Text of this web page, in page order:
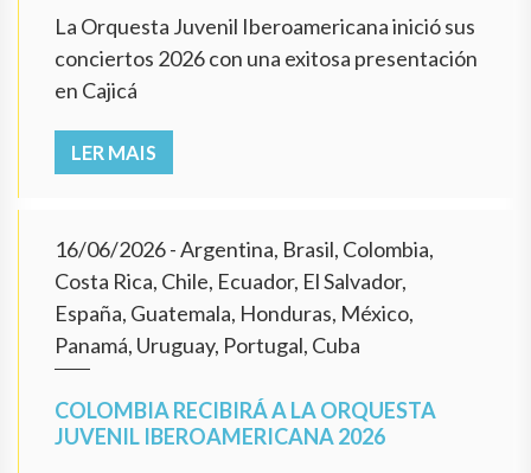
La Orquesta Juvenil Iberoamericana inició sus
conciertos 2026 con una exitosa presentación
en Cajicá
LER MAIS
16/06/2026- Argentina, Brasil, Colombia,
Costa Rica, Chile, Ecuador, El Salvador,
España, Guatemala, Honduras, México,
Panamá, Uruguay, Portugal, Cuba
COLOMBIA RECIBIRÁ A LA ORQUESTA
JUVENIL IBEROAMERICANA 2026